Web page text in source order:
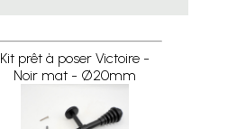
Kit prêt à poser Victoire -
Noir mat - Ø20mm